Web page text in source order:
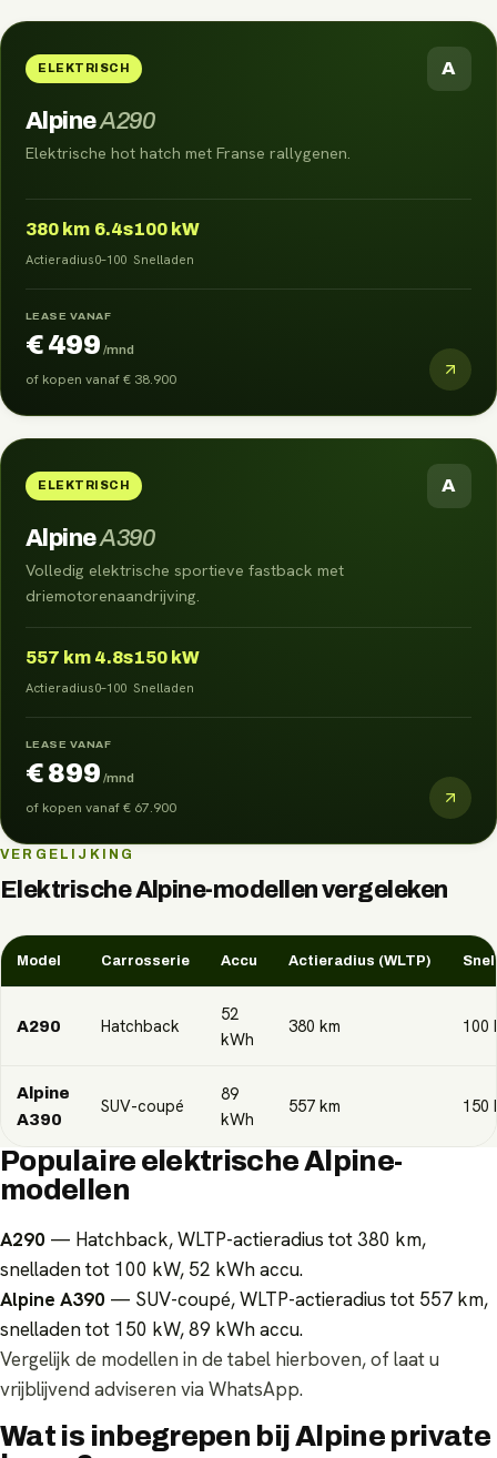
ELEKTRISCH A
AlpineA290
Elektrische hot hatch met Franse rallygenen.
380 km
Actieradius
6.4s
0–100
100 kW
Snelladen
LEASE VANAF
€ 499 /mnd
of kopen vanaf€ 38.900
ELEKTRISCH A
AlpineA390
Volledig elektrische sportieve fastback met
driemotorenaandrijving.
557 km
Actieradius
4.8s
0–100
150 kW
Snelladen
LEASE VANAF
€ 899 /mnd
of kopen vanaf€ 67.900
VERGELIJKING
ElektrischeAlpine-modellen vergeleken
Model Carrosserie Accu Actieradius (WLTP)
A290 Hatchback
52
kWh
380 km 100
Alpine
A390
SUV-coupé
89
kWh
557 km 150
Populaire elektrische Alpine-
modellen
A290 — Hatchback, WLTP-actieradius tot 380 km,
snelladen tot 100 kW, 52 kWh accu.
Alpine A390 — SUV-coupé, WLTP-actieradius tot 557 km,
snelladen tot 150 kW, 89 kWh accu.
Vergelijk de modellen in de tabel hierboven, of laat u
vrijblijvend adviseren via WhatsApp.
Wat is inbegrepen bij Alpine private